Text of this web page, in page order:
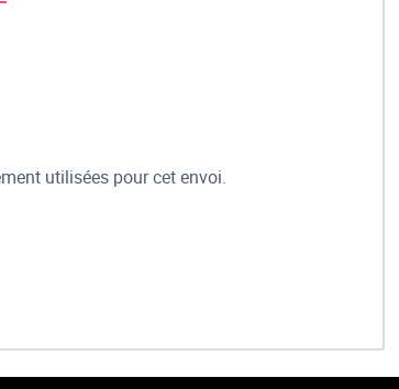
utilisées pour cet envoi.